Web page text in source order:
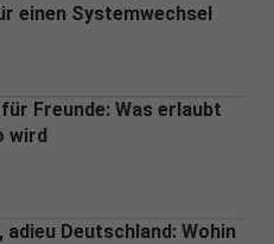
einen Systemwechsel
Freunde: Was erlaubt
wird
Deutschland: Wohin